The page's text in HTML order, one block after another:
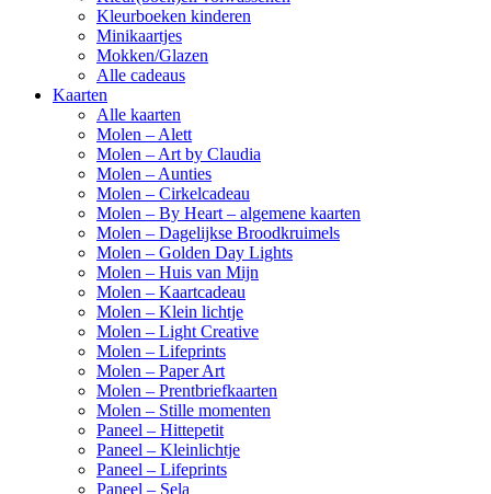
Kleurboeken kinderen
Minikaartjes
Mokken/Glazen
Alle cadeaus
Kaarten
Alle kaarten
Molen – Alett
Molen – Art by Claudia
Molen – Aunties
Molen – Cirkelcadeau
Molen – By Heart – algemene kaarten
Molen – Dagelijkse Broodkruimels
Molen – Golden Day Lights
Molen – Huis van Mijn
Molen – Kaartcadeau
Molen – Klein lichtje
Molen – Light Creative
Molen – Lifeprints
Molen – Paper Art
Molen – Prentbriefkaarten
Molen – Stille momenten
Paneel – Hittepetit
Paneel – Kleinlichtje
Paneel – Lifeprints
Paneel – Sela